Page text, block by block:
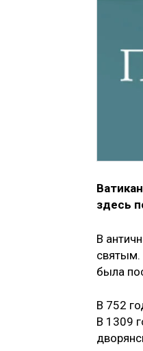
здесь
В
святым.
была
В 752
В 1309